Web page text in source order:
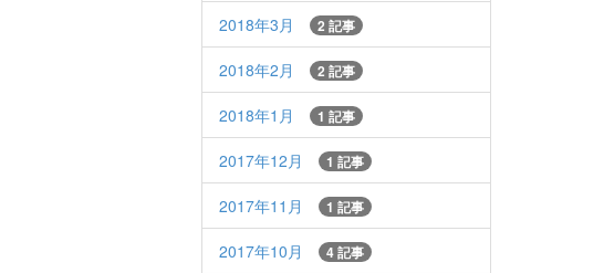
2018年3月 2 記事
2018年2月 2 記事
2018年1月 1 記事
2017年12月 1 記事
2017年11月 1 記事
2017年10月 4 記事